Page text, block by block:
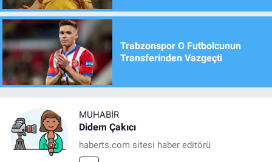
Trabzonspor O Futbolcunun
Transferinden Vazgeçti
MUHABIR
Didem Çakıcı
haberts.com sitesi haber editörü